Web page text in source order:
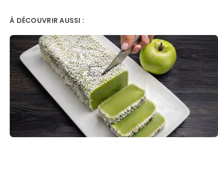
À DÉCOUVRIR AUSSI :